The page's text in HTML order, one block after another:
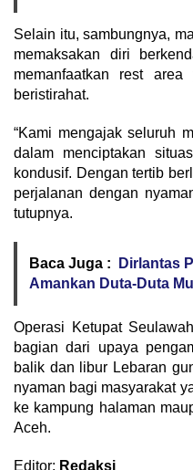
Selain itu, sambungnya,
memaksakan diri
memanfaatkan rest
beristirahat.
“Kami mengajak seluruh
dalam menciptakan
kondusif. Dengan tertib
perjalanan dengan
tutupnya.
Baca Juga :
Dirlantas
Amankan Duta-Duta
Operasi Ketupat
bagian dari upaya
balik dan libur Lebaran
nyaman bagi masyarakat
ke kampung halaman
Aceh.
Editor: Redaksi